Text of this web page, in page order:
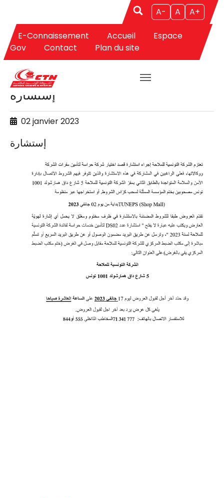
Aller au contenu principal
A- A A+
E-Connaissement Accueil
Espace
Gov
Contact Plan du site
APPELS D'OFFRES
إستشارة
02 janvier 2023
إستشارة